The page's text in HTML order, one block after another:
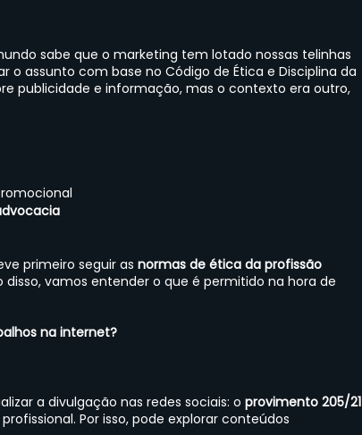
sabe que o marketing tem lotado nossas telinhas
o assunto com base no Código de Ética e Disciplina da
publicidade e informação, mas o contexto era outro,
primeiro seguir as normas de ética da profissão
vamos entender o que é permitido na hora de
na internet?
a divulgação nas redes sociais: o provimento 205/21
Por isso, pode explorar conteúdos